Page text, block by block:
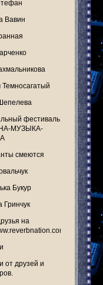
Вавин
Темносагатый
фестиваль
МУЗЫКА-
смеются
Букур
Гринчук
на
от друзей и